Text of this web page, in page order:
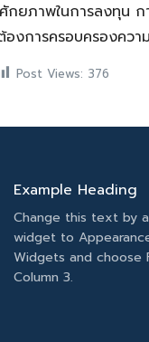
ยภาพในการลงทุน ก
งการครอบครองควา
Post Views: 376
Example Heading
Change this text by
widget to
Widgets and choose
Column 3.